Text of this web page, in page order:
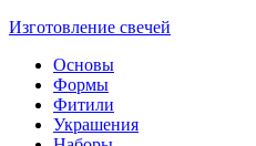
Изготовление свечей
Основы
Формы
Фитили
Украшения